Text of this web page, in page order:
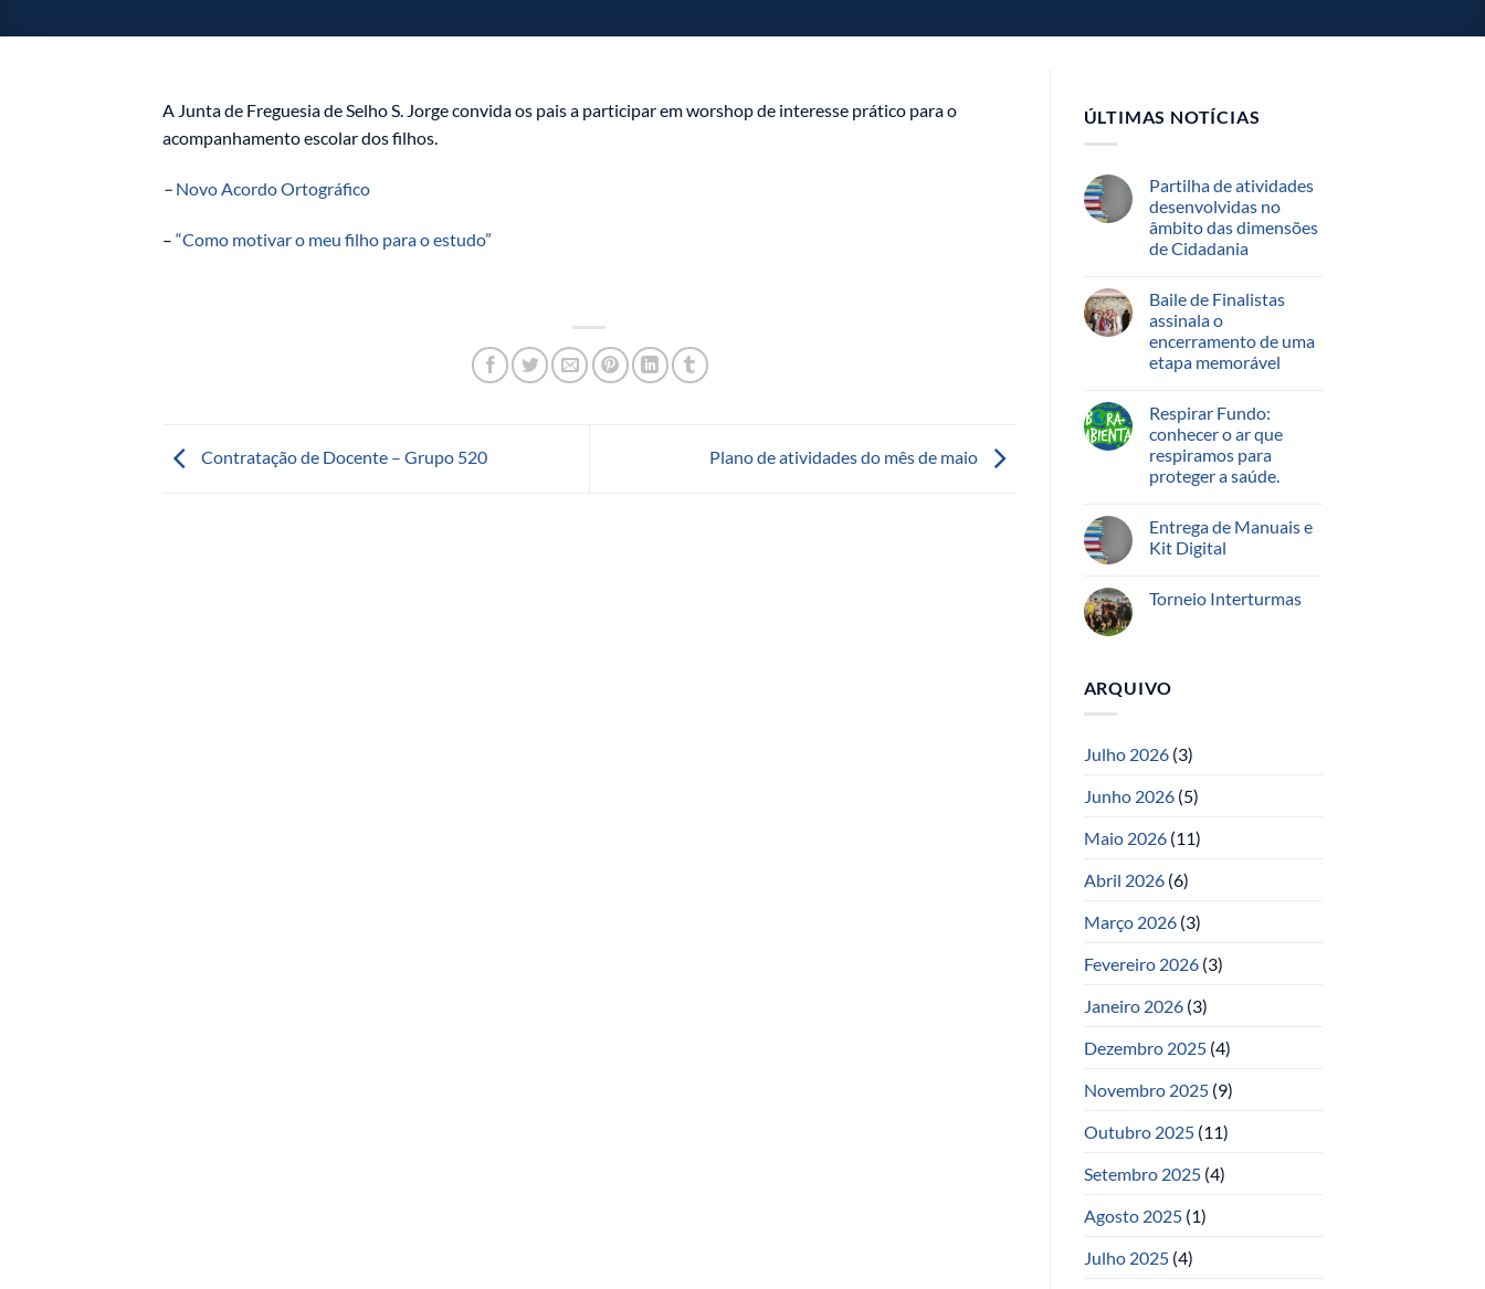
A Junta de Freguesia de Selho S. Jorge convida os pais a participar em worshop de interesse prático para o
acompanhamento escolar dos filhos.
– Novo Acordo Ortográfico
– “Como motivar o meu filho para o estudo”
Contratação de Docente – Grupo 520 Plano de atividades do mês de maio
ÚLTIMAS NOTÍCIAS
Partilha de atividades
desenvolvidas no
âmbito das dimensões
de Cidadania
Baile de Finalistas
assinala o
encerramento de uma
etapa memorável
Respirar Fundo:
conhecer o ar que
respiramos para
proteger a saúde.
Entrega de Manuais e
Kit Digital
Torneio Interturmas
ARQUIVO
Julho 2026(3)
Junho 2026(5)
Maio 2026(11)
Abril 2026(6)
Março 2026(3)
Fevereiro 2026(3)
Janeiro 2026(3)
Dezembro 2025(4)
Novembro 2025(9)
Outubro 2025(11)
Setembro 2025(4)
Agosto 2025(1)
Julho 2025(4)